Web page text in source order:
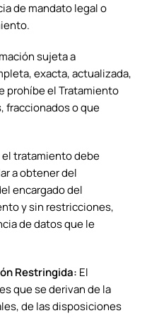
de mandato legal o
sujeta a
exacta, actualizada,
prohíbe el Tratamiento
fraccionados o que
el tratamiento debe
a obtener del
encargado del
y sin restricciones,
de datos que le
Restringida: El
que se derivan de la
de las disposiciones